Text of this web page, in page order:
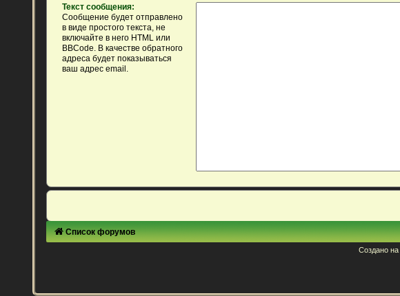
Текст сообщения:
Сообщение будет отправлено
в виде простого текста, не
включайте в него HTML или
BBCode. В качестве обратного
адреса будет показываться
ваш адрес email.
Список форумов
Создано на